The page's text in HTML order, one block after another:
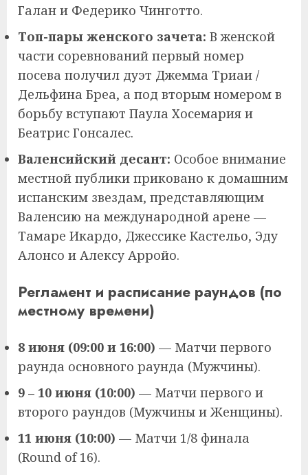
Галан и Федерико Чинготто.
Топ-пары женского зачета: В женской
части соревнований первый номер
посева получил дуэт Джемма Триаи /
Дельфина Бреа, а под вторым номером в
борьбу вступают Паула Хосемария и
Беатрис Гонсалес.
Валенсийский десант: Особое внимание
местной публики приковано к домашним
испанским звездам, представляющим
Валенсию на международной арене —
Тамаре Икардо, Джессике Кастельо, Эду
Алонсо и Алексу Арройо.
Регламент и расписание раундов (по
местному времени)
8 июня (09:00 и 16:00) — Матчи первого
раунда основного раунда (Мужчины).
9 – 10 июня (10:00) — Матчи первого и
второго раундов (Мужчины и Женщины).
11 июня (10:00) — Матчи 1/8 финала
(Round of 16).